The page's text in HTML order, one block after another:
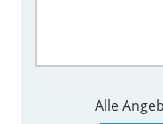
Alle